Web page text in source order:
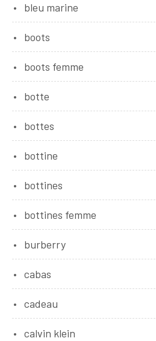
bleu marine
boots
boots femme
botte
bottes
bottine
bottines
bottines femme
burberry
cabas
cadeau
calvin klein